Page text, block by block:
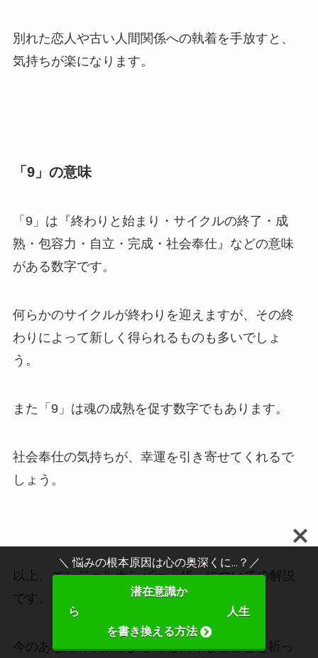
別れた恋人や古い人間関係への執着を手放すと、
気持ちが楽になります。
「9」の意味
「9」は『終わりと始まり・サイクルの終了・成
熟・包容力・自立・完成・社会奉仕』などの意味
がある数字です。
何らかのサイクルが終わりを迎えますが、その終
わりによって新しく得られるものも多いでしょ
う。
また「9」は魂の成熟を促す数字でもあります。
社会奉仕の気持ちが、幸運を引き寄せてくれるで
しょう。
以上、エンジェルナンバー「45」についての解説
です。
今のあなたの状況が少しでも良くなることを祈っ
＼ 悩みの根本原因は心の奥深くに...？／
潜在意識か
ら 人生
を書き換える方法